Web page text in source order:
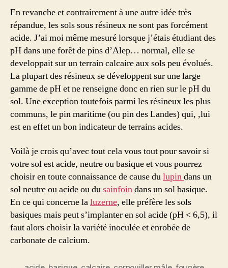
En revanche et contrairement à une autre idée très
répandue, les sols sous résineux ne sont pas forcément
acide. J’ai moi même mesuré lorsque j’étais étudiant des
pH dans une forêt de pins d’Alep… normal, elle se
developpait sur un terrain calcaire aux sols peu évolués.
La plupart des résineux se développent sur une large
gamme de pH et ne renseigne donc en rien sur le pH du
sol. Une exception toutefois parmi les résineux les plus
communs, le pin maritime (ou pin des Landes) qui, ,lui
est en effet un bon indicateur de terrains acides.
Voilà je crois qu’avec tout cela vous tout pour savoir si
votre sol est acide, neutre ou basique et vous pourrez
choisir en toute connaissance de cause dulupindans un
sol neutre ou acide ou dusainfoindans un sol basique.
En ce qui concerne laluzerne, elle préfère les sols
basiques mais peut s’implanter en sol acide (pH < 6,5), il
faut alors choisir la variété inoculée et enrobée de
carbonate de calcium.